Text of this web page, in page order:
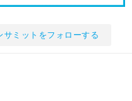
サミットをフォローする